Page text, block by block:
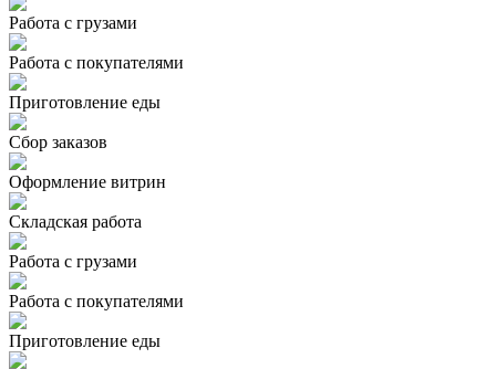
Работа с грузами
Работа с покупателями
Приготовление еды
Сбор заказов
Оформление витрин
Складская работа
Работа с грузами
Работа с покупателями
Приготовление еды